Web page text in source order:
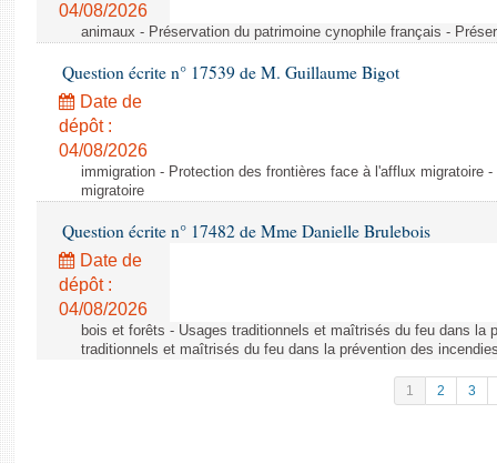
04/08/2026
animaux - Préservation du patrimoine cynophile français -
Question écrite n° 17539 de M. Guillaume Bigot
Date de
dépôt :
04/08/2026
immigration - Protection des frontières face à l'afflux migratoire
migratoire
Question écrite n° 17482 de Mme Danielle Brulebois
Date de
dépôt :
04/08/2026
bois et forêts - Usages traditionnels et maîtrisés du feu dans la
traditionnels et maîtrisés du feu dans la prévention des
1 2 3